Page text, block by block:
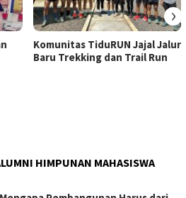
Komunitas TiduRUN Jajal Jalur
Baru Trekking dan Trail Run
›
HIMPUNAN MAHASISWA